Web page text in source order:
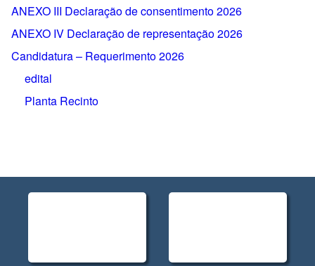
ANEXO III Declaração de consentimento 2026
ANEXO IV Declaração de representação 2026
Candidatura – Requerimento 2026
edital
Planta Recinto